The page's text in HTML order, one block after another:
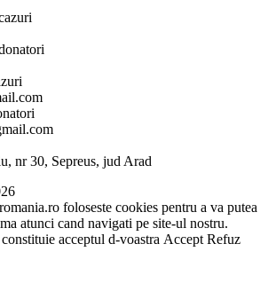
nr 30, Sepreus, jud Arad
foloseste cookies pentru a va putea
atunci cand navigati pe site-ul nostru.
acceptul d-voastra Accept Refuz